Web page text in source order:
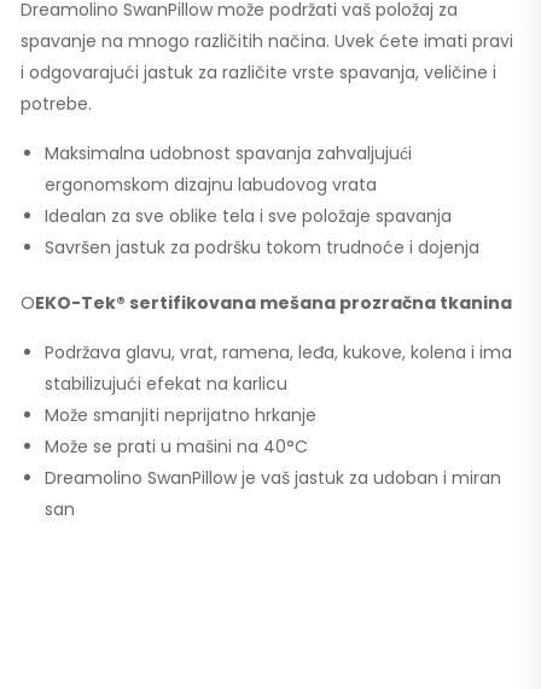
Dreamolino SwanPillow može podržati vaš položaj za
spavanje na mnogo različitih načina. Uvek ćete imati pravi
i odgovarajući jastuk za različite vrste spavanja, veličine i
potrebe.
Maksimalna udobnost spavanja zahvaljujući
ergonomskom dizajnu labudovog vrata
Idealan za sve oblike tela i sve položaje spavanja
Savršen jastuk za podršku tokom trudnoće i dojenja
OEKO-Tek® sertifikovana mešana prozračna tkanina
Podržava glavu, vrat, ramena, leđa, kukove, kolena i ima
stabilizujući efekat na karlicu
Može smanjiti neprijatno hrkanje
Može se prati u mašini na 40°C
Dreamolino SwanPillow je vaš jastuk za udoban i miran
san